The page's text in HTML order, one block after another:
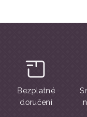
Bezplatné
doručení